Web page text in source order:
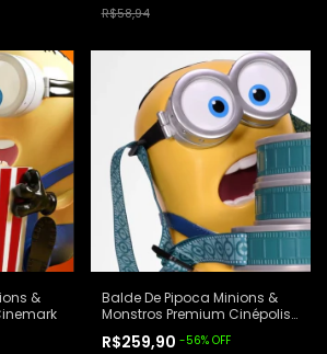
R$58,94
&
Balde De Pipoca Minions &
Monstros Premium Cinépolis
R$259,90 -56% OFF